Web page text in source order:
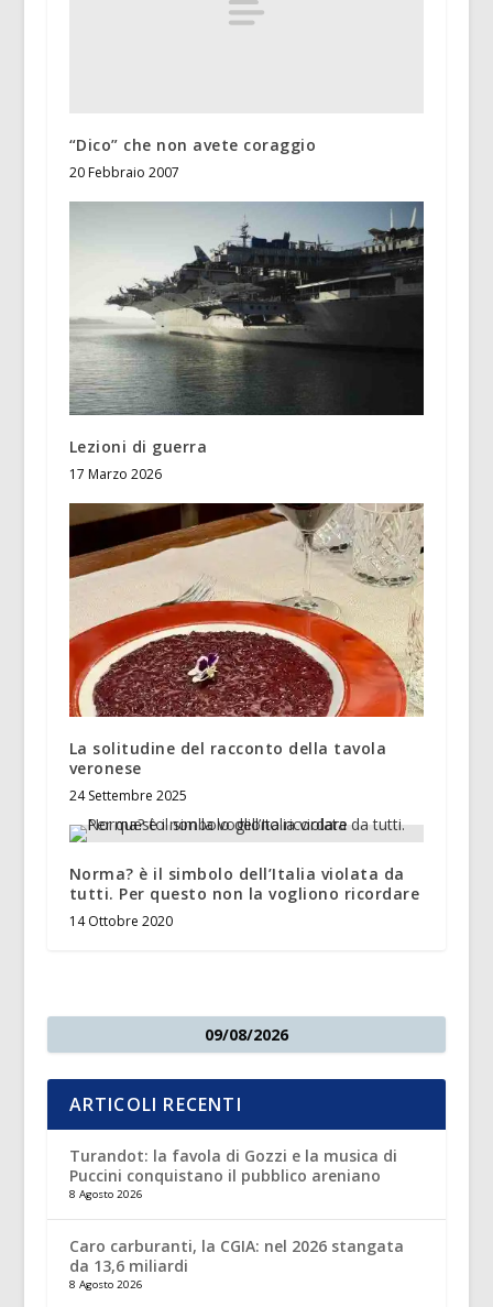
“Dico” che non avete coraggio
20 Febbraio 2007
Lezioni di guerra
17 Marzo 2026
La solitudine del racconto della tavola
veronese
24 Settembre 2025
Norma? è il simbolo dell’Italia violata da
tutti. Per questo non la vogliono ricordare
14 Ottobre 2020
09/08/2026
ARTICOLI RECENTI
Turandot: la favola di Gozzi e la musica di
Puccini conquistano il pubblico areniano
8 Agosto 2026
Caro carburanti, la CGIA: nel 2026 stangata
da 13,6 miliardi
8 Agosto 2026